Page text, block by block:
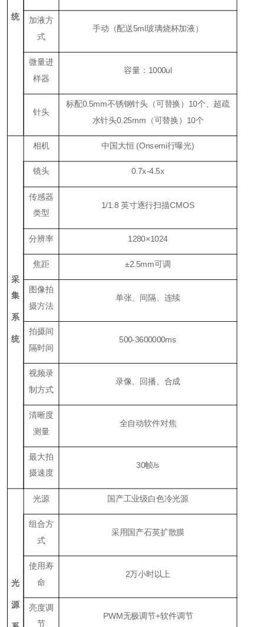
统 加液方
式
手动（配送5ml玻璃烧杯加液）
微量进
样器
容量：1000ul
针头
标配0.5mm不锈钢针头（可替换）10个、超疏
水针头0.25mm（可替换）10个
采
集
系
统
相机 中国大恒 (Onsemi行曝光)
镜头 0.7x-4.5x
传感器
类型
1/1.8 英寸逐行扫描CMOS
分辨率 1280×1024
焦距 ±2.5mm可调
图像拍
摄方法
单张、间隔、连续
拍摄间
隔时间
500-3600000ms
视频录
制方式
录像、回播、合成
清晰度
测量
全自动软件对焦
最大拍
摄速度
30帧/s
光
源
光源 国产工业级白色冷光源
组合方
式
采用国产石英扩散膜
使用寿
命
2万小时以上
亮度调
节
PWM无极调节+软件调节